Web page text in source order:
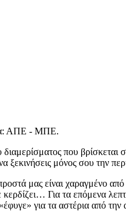
ΑΠΕ - ΜΠΕ.
διαμερίσματος που
ξεκινήσεις μόνος σου την
μας είναι χαραγμένο
Για τα επόμενα
για τα αστέρια από την